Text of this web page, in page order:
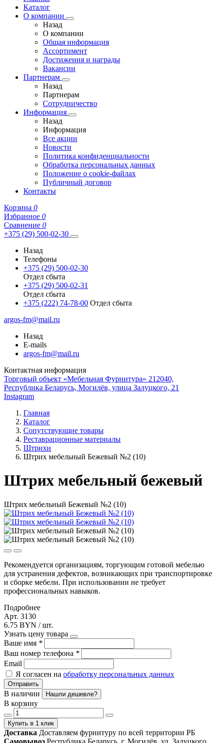
Каталог
О компании
Назад
О компании
Общая информация
Ассортимент
Достижения и награды
Вакансии
Партнерам
Назад
Партнерам
Сотрудничество
Информация
Назад
Информация
Все акции
Новости
Политика конфиденциальности
Обработка персональных данных
Положение о cookie-файлах
Публичный договор
Контакты
Корзина 0
Избранное 0
Сравнение 0
+375 (29) 500-02-30
Назад
Телефоны
+375 (29) 500-02-30
Отдел сбыта
+375 (29) 500-02-31
Отдел сбыта
+375 (222) 74-78-00 Отдел сбыта
argos-fm@mail.ru
Назад
E-mails
argos-fm@mail.ru
Контактная информация
Торговый объект «Мебельная Фурнитура» 212040,
Республика Беларусь, Могилёв, улица Залуцкого, 21
Instagram
Главная
Каталог
Сопутствующие товары
Реставрационные материалы
Штрихи
Штрих мебельный Бежевый №2 (10)
Штрих мебельный бежевый
Штрих мебельный Бежевый №2 (10)
Рекомендуется организациям, торгующим готовой мебелью
для устранения дефектов, возникающих при транспортировке
и сборке мебели. При использовании не требует
профессиональных навыков.
Подробнее
Арт. 3130
6.75 BYN / шт.
Узнать цену товара
Ваше имя *
Ваш номер телефона *
Email
Я согласен на обработку персональных данных
Отправить
В наличии Нашли дешевле?
В корзину
Купить в 1 клик
Доставка Доставляем фурнитуру по всей территории РБ
Самовывоз Республика Беларусь, г. Могилёв, ул. Залуцкого,